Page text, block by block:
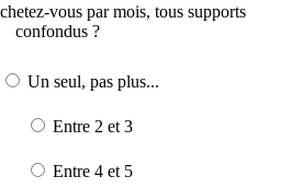
vous par mois, tous supports
confondus ?
Un seul, pas plus...
Entre 2 et 3
Entre 4 et 5